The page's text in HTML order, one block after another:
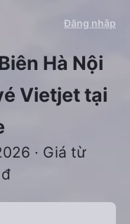
Đăng nhập
Hà Nội
Vietjet tại
· Giá từ